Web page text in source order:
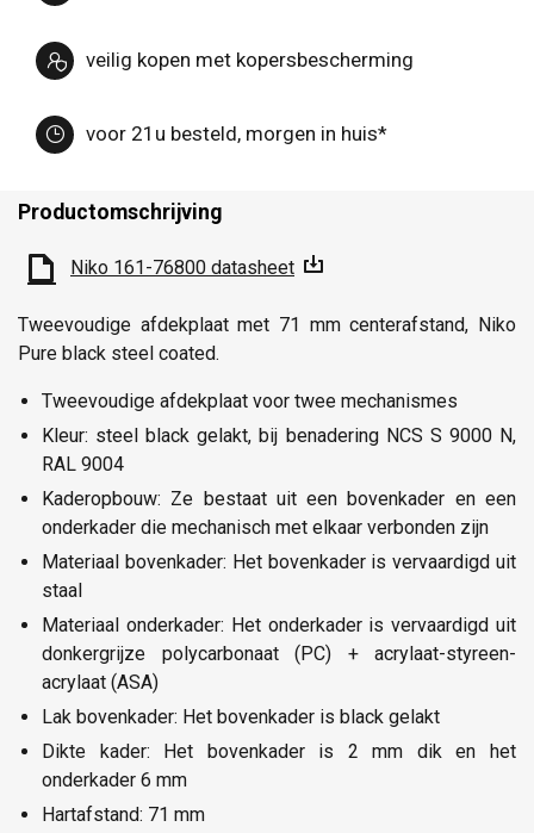
veilig kopen met kopersbescherming
voor 21u besteld, morgen in huis*
Productomschrijving
Niko 161-76800 datasheet
Tweevoudige afdekplaat met 71 mm centerafstand, Niko
Pure black steel coated.
Tweevoudige afdekplaat voor twee mechanismes
Kleur: steel black gelakt, bij benadering NCS S 9000 N,
RAL 9004
Kaderopbouw: Ze bestaat uit een bovenkader en een
onderkader die mechanisch met elkaar verbonden zijn
Materiaal bovenkader: Het bovenkader is vervaardigd uit
staal
Materiaal onderkader: Het onderkader is vervaardigd uit
donkergrijze polycarbonaat (PC) + acrylaat-styreen-
acrylaat (ASA)
Lak bovenkader: Het bovenkader is black gelakt
Dikte kader: Het bovenkader is 2 mm dik en het
onderkader 6 mm
Hartafstand: 71 mm